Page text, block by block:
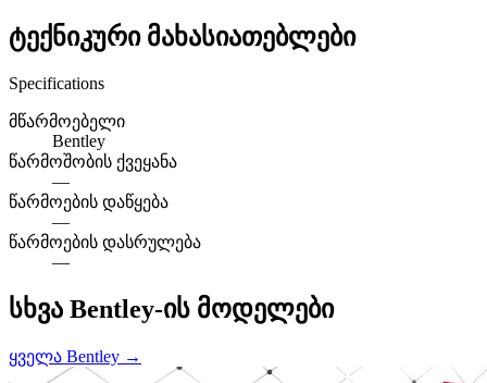
ტექნიკური მახასიათებლები
Specifications
მწარმოებელი
Bentley
წარმოშობის ქვეყანა
—
წარმოების დაწყება
—
წარმოების დასრულება
—
სხვა Bentley-ის მოდელები
ყველა Bentley →